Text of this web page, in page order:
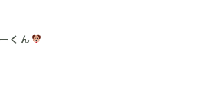
くん